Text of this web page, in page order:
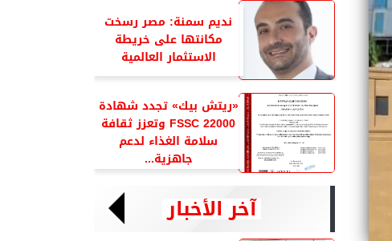
نديم سمنة: مصر رسخت
مكانتها على خريطة
الاستثمار العالمية
«ريتش بيك» تجدد شهادة
FSSC 22000 وتعزز ثقافة
سلامة الغذاء لدعم
جاهزية...
آخر الأخبار